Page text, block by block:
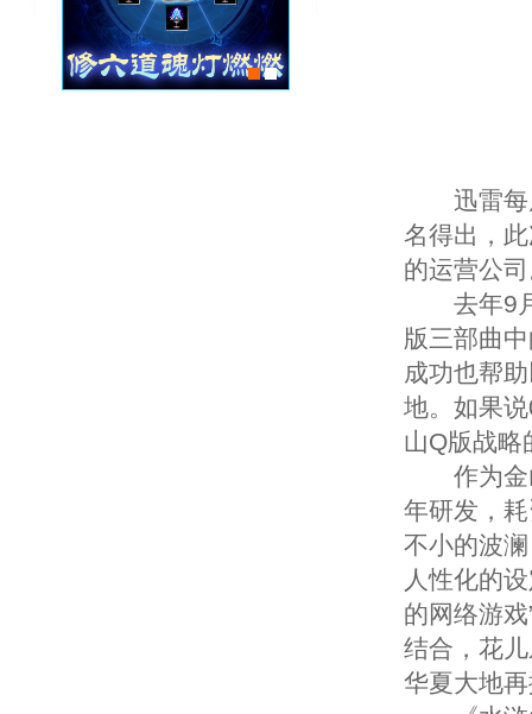
迅雷每周
名得出，
的运营公
去年9月
版三部曲
成功也帮
地。如果
山Q版战略
作为金山
年研发，
不小的波
人性化的
的网络游
结合，花
华夏大地